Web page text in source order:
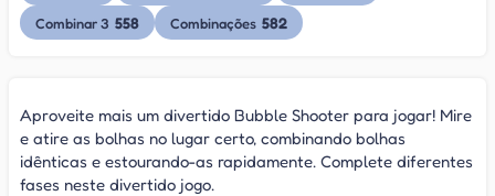
Combinar 3 558 Combinações 582
Aproveite mais um divertido Bubble Shooter para jogar! Mire
e atire as bolhas no lugar certo, combinando bolhas
idênticas e estourando-as rapidamente. Complete diferentes
fases neste divertido jogo.